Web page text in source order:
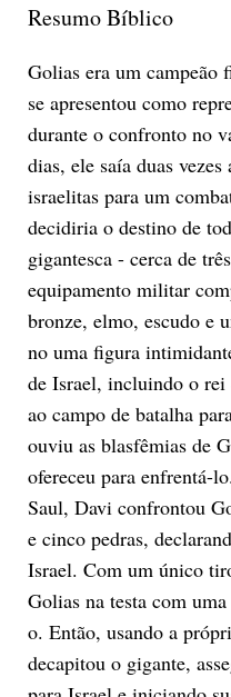
Resumo Bíblico
Golias era um campeão
se apresentou como
durante o confronto no
dias, ele saía duas
israelitas para um
decidiria o destino de
gigantesca - cerca de
equipamento militar
bronze, elmo, escudo e
no uma figura
de Israel, incluindo o
ao campo de batalha
ouviu as blasfêmias de
ofereceu para enfrentá-
Saul, Davi confrontou
e cinco pedras,
Israel. Com um único
Golias na testa com
o. Então, usando a
decapitou o gigante,